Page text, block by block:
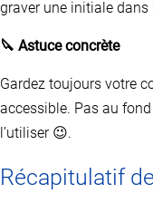
graver une initiale dans
🔪 Astuce concrète
Gardez toujours votre
accessible. Pas au
l’utiliser 😉.
Récapitulatif